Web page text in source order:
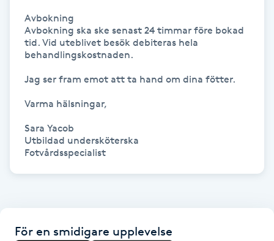
IPL hårborttagning
IR-massage
Japansk massage
Avbokning
Avbokning ska ske senast 24 timmar före bokad
tid. Vid uteblivet besök debiteras hela
behandlingskostnaden.
Jag ser fram emot att ta hand om dina fötter.
Varma hälsningar,
Sara Yacob
Utbildad undersköterska
Fotvårdsspecialist
För en smidigare upplevelse